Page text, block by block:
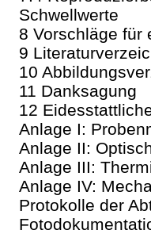
Schwellwerte
8 Vorschläge für
9
10
11 Danksagung
12
Anlage I:
Anlage II:
Anlage III:
Anlage IV:
Protokolle der